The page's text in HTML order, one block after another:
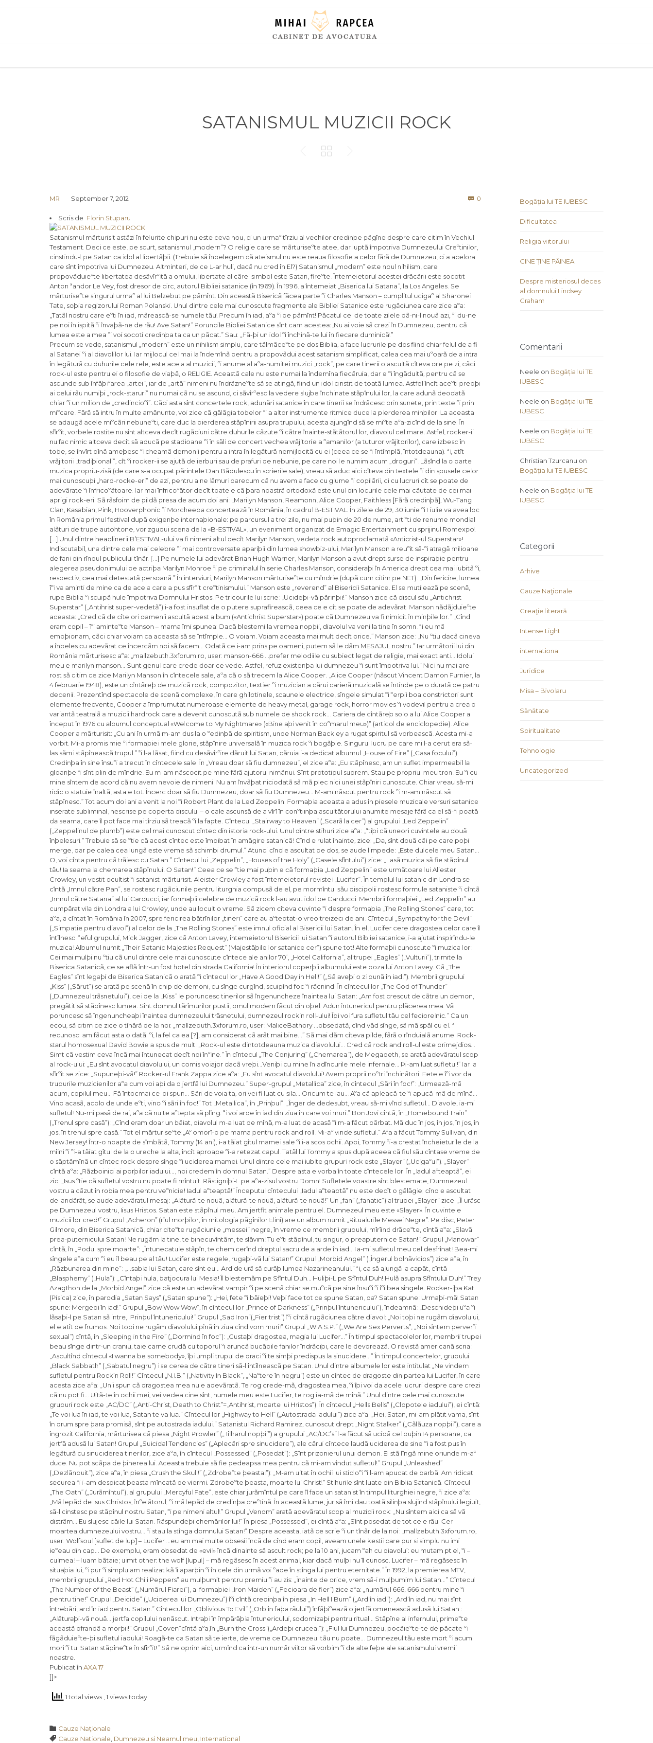
SATANISMUL MUZICII ROCK
  
MR September 7, 2012  0
Scris de Florin Stuparu
Satanismul mãrturisit astãzi în felurite chipuri nu este ceva nou, ci un urmaº tîrziu al vechilor credinþe pãgîne despre care citim în Vechiul
Testament. Deci ce este, pe scurt, satanismul „modern”? O religie care se mãrturiseºte atee, dar luptã împotriva Dumnezeului Creºtinilor,
cinstindu-l pe Satan ca idol al libertãþii. (Trebuie sã înþelegem cã ateismul nu este reaua filosofie a celor fãrã de Dumnezeu, ci a acelora
care sînt împotriva lui Dumnezeu. Altminteri, de ce L-ar huli, dacã nu cred în El?) Satanismul „modern” este noul nihilism, care
propovãduieºte libertatea desãvîrºitã a omului, libertate al cãrei simbol este Satan, fireºte. Întemeietorul acestei drãcãrii este socotit
Anton ªandor Le Vey, fost dresor de circ, autorul Bibliei satanice (în 1969). În 1996, a întemeiat „Biserica lui Satana”, la Los Angeles. Se
mãrturiseºte singurul urmaº al lui Belzebut pe pãmînt. Din aceastã Bisericã fãcea parte ºi Charles Manson – cumplitul ucigaº al Sharonei
Tate, soþia regizorului Roman Polanski. Unul dintre cele mai cunoscute fragmente ale Bibliei Satanice este rugãciunea care zice aºa:
„Tatãl nostru care eºti în iad, mãreascã-se numele tãu! Precum în iad, aºa ºi pe pãmînt! Pãcatul cel de toate zilele dã-ni-l nouã azi, ºi du-ne
pe noi în ispitã ºi învaþã-ne de rãu! Ave Satan!” Poruncile Bibliei Satanice sînt cam acestea:„Nu ai voie sã crezi în Dumnezeu, pentru cã
lumea este a mea ºi voi socoti credinþa ta ca un pãcat.” Sau: „Fã-þi un idol ºi închinã-te lui în fiecare duminicã!”
Precum se vede, satanismul „modern” este un nihilism simplu, care tãlmãceºte pe dos Biblia, a face lucrurile pe dos fiind chiar felul de a fi al Satanei ºi al diavolilor lui. Iar mijlocul cel mai la îndemînã pentru a propovãdui acest satanism simplificat, calea cea mai uºoarã de a intra în legãturã cu duhurile cele rele, este acela al muzicii, ºi anume al aºa-numitei muzici „rock”, pe care tinerii o ascultã cîteva ore pe zi, cãci rock-ul este pentru ei o filosofie de viaþã, o RELIGIE. Aceastã cale nu este numai la îndemîna fiecãruia, dar e ºi îngãduitã, pentru cã se ascunde sub înfãþiºarea „artei”, iar de „artã” nimeni nu îndrãzneºte sã se atingã, fiind un idol cinstit de toatã lumea. Astfel încît aceºti preoþi ai celui rãu numiþi „rock-staruri” nu numai cã nu se ascund, ci sãvîrºesc la vedere slujbe închinate stãpînului lor, la care adunã deodatã chiar ºi un milion de „credincioºi”. Cãci asta sînt concertele rock, adunãri satanice în care tinerii se îndrãcesc prin sunete, prin texte ºi prin miºcare. Fãrã sã intru în multe amãnunte, voi zice cã gãlãgia tobelor ºi a altor instrumente ritmice duce la pierderea minþilor. La aceasta se adaugã acele miºcãri nebuneºti, care duc la pierderea stãpînirii asupra trupului, acesta ajungînd sã se miºte aºa-zicînd de la sine. În sfîrºit, vorbele rostite nu sînt altceva decît rugãciuni cãtre duhurile cãzute ºi cãtre înainte-stãtãtorul lor, diavolul cel mare. Astfel, rocker-ii nu fac nimic altceva decît sã aducã pe stadioane ºi în sãli de concert vechea vrãjitorie a ºamanilor (a tuturor vrãjitorilor), care izbesc în tobe, se învîrt pînã ameþesc ºi cheamã demonii pentru a intra în legãturã nemijlocitã cu ei (ceea ce se ºi întîmplã, întotdeauna). ªi, atît vrãjitorii „tradiþionali”, cît ºi rocker-ii se ajutã de ierburi sau de prafuri de nebunie, pe care noi le numim acum „droguri”. Lãsînd la o parte muzica propriu-zisã (de care s-a ocupat pãrintele Dan Bãdulescu în scrierile sale), vreau sã aduc aici cîteva din textele ºi din spusele celor mai cunoscuþi „hard-rocke-eri” de azi, pentru a ne lãmuri oarecum cã nu avem a face cu glume ºi copilãrii, ci cu lucruri cît se poate de adevãrate ºi înfricoºãtoare. Iar mai înfricoºãtor decît toate e cã þara noastrã ortodoxã este unul din locurile cele mai cãutate de cei mai aprigi rock-eri. Sã rãsfoim de pildã presa de acum doi ani: „Marilyn Manson, Reamonn, Alice Cooper, Faithless [Fãrã credinþã], Wu-Tang Clan, Kasabian, Pink, Hooverphonic ºi Morcheeba concerteazã în România, în cadrul B-ESTIVAL. În zilele de 29, 30 iunie ºi 1 iulie va avea loc în România primul festival dupã exigenþe internaþionale: pe parcursul a trei zile, nu mai puþin de 20 de nume, artiºti de renume mondial alãturi de trupe autohtone, vor zgudui scena de la «B-ESTIVAL», un eveniment organizat de Emagic Entertainment cu sprijinul Romexpo! […] Unul dintre headlinerii B’ESTIVAL-ului va fi nimeni altul decît Marilyn Manson, vedeta rock autoproclamatã «Anticrist-ul Superstar»! Indiscutabil, una dintre cele mai celebre ºi mai controversate apariþii din lumea showbiz-ului, Marilyn Manson a reuºit sã-ºi atragã milioane de fani din rîndul publicului tînãr. […] Pe numele lui adevãrat Brian Hugh Warner, Marilyn Manson a avut drept surse de inspiraþie pentru alegerea pseudonimului pe actriþa Marilyn Monroe ºi pe criminalul în serie Charles Manson, consideraþi în America drept cea mai iubitã ºi, respectiv, cea mai detestatã persoanã.” În interviuri, Marilyn Manson mãrturiseºte cu mîndrie (dupã cum citim pe NET): „Din fericire, lumea îºi va aminti de mine ca de acela care a pus sfîrºit creºtinismului.” Manson este „reverend” al Bisericii Satanice. El se mutileazã pe scenã, rupe Biblia ºi scuipã hule împotriva Domnului Hristos. Pe tricourile lui scrie: „Ucideþi-vã pãrinþii!” Manson zice cã discul sãu „Antichrist Superstar” („Antihrist super-vedetã”) i-a fost insuflat de o putere suprafireascã, ceea ce e cît se poate de adevãrat. Manson nãdãjduieºte aceasta: „Cred cã de cîte ori oamenii ascultã acest album («Antichrist Superstar») poate cã Dumnezeu va fi nimicit în minþile lor.” „Cînd eram copil – îºi aminteºte Manson – mama îmi spunea: Dacã blestemi la vremea nopþii, diavolul va veni la tine în somn. ªi eu mã emoþionam, cãci chiar voiam ca aceasta sã se întîmple… O voiam. Voiam aceasta mai mult decît orice.” Manson zice: „Nu ºtiu dacã cineva a înþeles cu adevãrat ce încercãm noi sã facem… Odatã ce i-am prins pe oameni, putem sã le dãm MESAJUL nostru.” Iar urmãtorii lui din România mãrturisesc aºa: „mallzebuth.3xforum.ro, user: manson-666 …prefer melodiile cu subiect legat de religie, mai exact anti… Idolu’ meu e marilyn manson… Sunt genul care crede doar ce vede. Astfel, refuz existenþa lui dumnezeu ºi sunt împotriva lui.” Nici nu mai are rost sã citim ce zice Marilyn Manson în cîntecele sale, aºa cã o sã trecem la Alice Cooper. „Alice Cooper (nãscut Vincent Damon Furnier, la 4 februarie 1948), este un cîntãreþ de muzicã rock, compozitor, textier ºi muzician a cãrui carierã muzicalã se întinde pe o duratã de patru decenii. Prezentînd spectacole de scenã complexe, în care ghilotinele, scaunele electrice, sîngele simulat ºi ºerpii boa constrictori sunt elemente frecvente, Cooper a împrumutat numeroase elemente de heavy metal, garage rock, horror movies ºi vodevil pentru a crea o variantã teatralã a muzicii hardrock care a devenit cunoscutã sub numele de shock rock… Cariera de cîntãreþ solo a lui Alice Cooper a început în 1976 cu albumul conceptual «Welcome to My Nightmare» («Bine aþi venit în coºmarul meu»)” (articol de enciclopedie). Alice Cooper a mãrturisit: „Cu ani în urmã m-am dus la o ºedinþã de spiritism, unde Norman Backley a rugat spiritul sã vorbeascã. Acesta mi-a vorbit. Mi-a promis mie ºi formaþiei mele glorie, stãpînire universalã în muzica rock ºi bogãþie. Singurul lucru pe care mi l-a cerut era sã-l las sã­mi stãpîneascã trupul.” ªi l-a lãsat, fiind cu desãvîrºire dãruit lui Satan, cãruia i-a dedicat albumul „House of Fire” („Casa focului”). Credinþa în sine însuºi a trecut în cîntecele sale. În „Vreau doar sã fiu dumnezeu”, el zice aºa: „Eu stãpînesc, am un suflet impermeabil la gloanþe ºi sînt plin de mîndrie. Eu m-am nãscocit pe mine fãrã ajutorul nimãnui. Sînt prototipul suprem. Stau pe propriul meu tron. Eu ºi cu mine sîntem de acord cã nu avem nevoie de nimeni. Nu am învãþat niciodatã sã mã plec nici unei stãpîniri cunoscute. Chiar vreau sã-mi ridic o statuie înaltã, asta e tot. Încerc doar sã fiu Dumnezeu, doar sã fiu Dumnezeu… M-am nãscut pentru rock ºi m-am nãscut sã stãpînesc.” Tot acum doi ani a venit la noi ºi Robert Plant de la Led Zeppelin. Formaþia aceasta a adus în piesele muzicale versuri satanice inserate subliminal, nescrise pe coperta discului – o cale ascunsã de a vîrî în conºtiinþa ascultãtorului anumite mesaje fãrã ca el sã-ºi poatã da seama, care îl pot face mai tîrziu sã treacã ºi la fapte. Cîntecul „Stairway to Heaven” („Scarã la cer”) al grupului „Led Zeppelin” („Zeppelinul de plumb”) este cel mai cunoscut cîntec din istoria rock-ului. Unul dintre stihuri zice aºa: „ªtiþi cã uneori cuvintele au douã înþelesuri.” Trebuie sã se ºtie cã acest cîntec este îmbibat în amãgire satanicã! Cînd e rulat înainte, zice: „Da, sînt douã cãi pe care poþi merge, dar pe calea cea lungã este vreme sã schimbi drumul.” Atunci cînd e ascultat pe dos, se aude limpede: „Este dulcele meu Satan… O, voi cînta pentru cã trãiesc cu Satan.” Cîntecul lui „Zeppelin”, „Houses of the Holy” („Casele sfîntului”) zice: „Lasã muzica sã fie stãpînul tãu! Ia seama la chemarea stãpînului! O Satan!” Ceea ce se ºtie mai puþin e cã formaþia „Led Zeppelin” este urmãtoare lui Aliester Crowley, un vestit ocultist ºi satanist mãrturisit. Aleister Crowley a fost întemeietorul revistei „Lucifer”. În templul lui satanic din Londra se cîntã „Imnul cãtre Pan”, se rostesc rugãciunile pentru liturghia compusã de el, pe mormîntul sãu discipolii rostesc formule sataniste ºi cîntã „Imnul cãtre Satana” al lui Carducci, iar formaþii celebre de muzicã rock l-au avut idol pe Carducci. Membrii formaþiei „Led Zeppelin” au cumpãrat vila din Londra a lui Crowley, unde au locuit o vreme. Sã zicem cîteva cuvinte ºi despre formaþia „The Rolling Stones” care, tot aºa, a cîntat în România în 2007, spre fericirea bãtrînilor „tineri” care au aºteptat-o vreo treizeci de ani. Cîntecul „Sympathy for the Devil” („Simpatie pentru diavol”) al celor de la „The Rolling Stones” este imnul oficial al Bisericii lui Satan. În el, Lucifer cere dragostea celor care îl întîlnesc. ªeful grupului, Mick Jagger, zice cã Anton Lavey, întemeietorul Bisericii lui Satan ºi autorul Bibliei satanice, i-a ajutat inspirîndu-le muzica! Albumul numit „Their Satanic Majesties Request” (Majestãþile lor satanice cer”) spune tot! Alte formaþii cunoscute ºi muzica lor: Cei mai mulþi nu ºtiu cã unul dintre cele mai cunoscute cîntece ale anilor 70’, „Hotel California”, al trupei „Eagles” („Vulturii”), trimite la Biserica Satanicã, ce se aflã într-un fost hotel din strada California! În interiorul coperþii albumului este poza lui Anton Lavey. Cã „The Eagles” sînt legaþi de Biserica Satanicã o aratã ºi cîntecul lor „Have A Good Day in Hell!” („Sã aveþi o zi bunã în iad!”). Membrii grupului „Kiss” („Sãrut”) se aratã pe scenã în chip de demoni, cu sînge curgînd, scuipînd foc ºi rãcnind. În cîntecul lor „The God of Thunder” („Dumnezeul trãsnetului”), cei de la „Kiss” le poruncesc tinerilor sã îngenuncheze înaintea lui Satan: „Am fost crescut de cãtre un demon, pregãtit sã stãpînesc lumea. Sînt domnul tãrîmurilor pustii, omul modern fãcut din oþel. Adun întunericul pentru plãcerea mea. Vã poruncesc sã îngenuncheaþi înaintea dumnezeului trãsnetului, dumnezeul rock’n roll­-ului! Îþi voi fura sufletul tãu cel feciorelnic.” Ca un ecou, sã citim ce zice o tînãrã de la noi: „mallzebuth.3xforum.ro, user: MaliceBathory …obsedatã, cînd vãd sînge, sã mã spãl cu el. ªi recunosc: am fãcut asta o datã; ºi, la fel ca ea [?], am considerat cã arãt mai bine…” Sã mai dãm
Publicat în AXA 17
]]>
1 total views , 1 views today
 Category
Cauze Naţionale
 Tags
Cauze Nationale Dumnezeu si Neamul meu International
Bogăția lui TE IUBESC
Dificultatea
Religia viitorului
CINE ȚINE PÂINEA
Despre misteriosul deces
al domnului Lindsey
Graham
Comentarii
Neele on Bogăția lui TE
IUBESC
Neele on Bogăția lui TE
IUBESC
Neele on Bogăția lui TE
IUBESC
Christian Tzurcanu on
Bogăția lui TE IUBESC
Neele on Bogăția lui TE
IUBESC
Categorii
Arhive
Cauze Naţionale
Creaţie literară
Intense Light
international
Juridice
Misa – Bivolaru
Sănătate
Spiritualitate
Tehnologie
Uncategorized